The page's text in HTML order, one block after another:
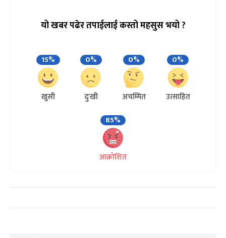
यो खबर पढेर तपाईलाई कस्तो महसुस भयो ?
15%
खुसी
0%
दुःखी
0%
अचम्मित
0%
उत्साहित
85%
आक्रोशित